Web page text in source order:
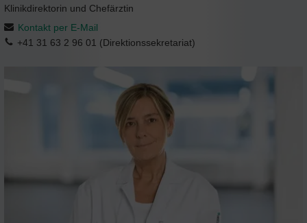
Klinikdirektorin und Chefärztin
Kontakt per E-Mail
+41 31 63 2 96 01 (Direktionssekretariat)